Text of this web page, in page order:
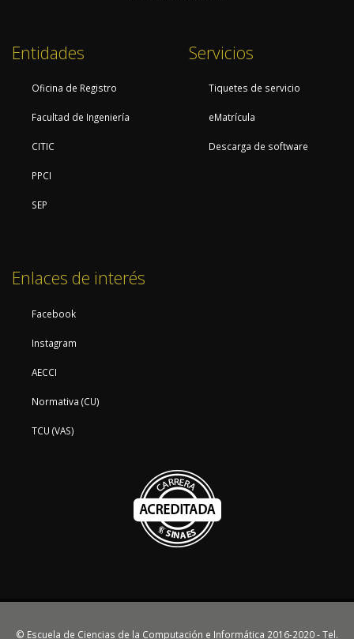
Entidades
Oficina de Registro
Facultad de Ingeniería
CITIC
PPCI
SEP
Servicios
Tiquetes de servicio
eMatrícula
Descarga de software
Enlaces de interés
Facebook
Instagram
AECCI
Normativa (CU)
TCU (VAS)
© Escuela de Ciencias de la Computación e Informática 2016-2020 - Tel.